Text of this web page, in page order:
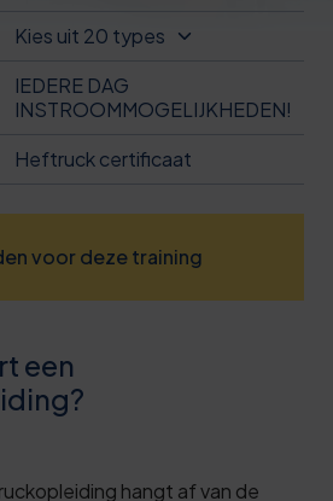
Kies uit 20 types
IEDERE DAG
INSTROOMMOGELIJKHEDEN!
Heftruck certificaat
voor deze training
een
hangt af van de